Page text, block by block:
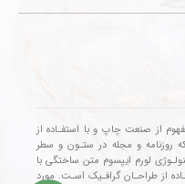
از صنعت چاپ و با استفـاده از
روزنامه و مجله در ستـون و سطر
لورم ایپسوم متن ساختگی با
از طراحـان گرافـیک اسـت. مورد